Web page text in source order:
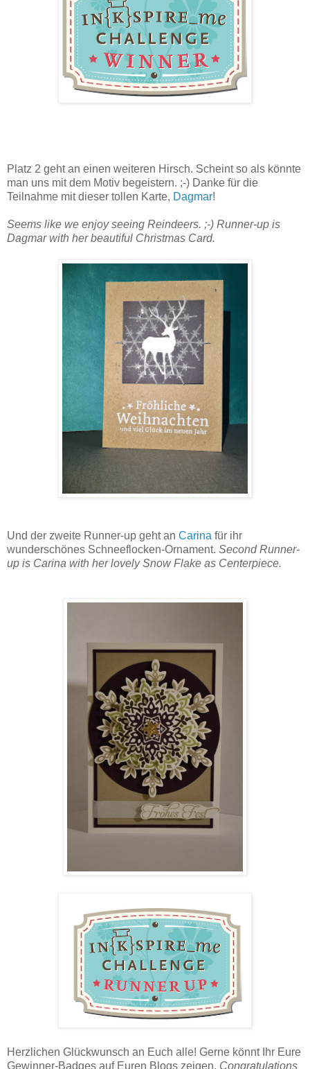
Platz 2 geht an einen weiteren Hirsch. Scheint so als könnte
man uns mit dem Motiv begeistern. ;-) Danke für die
Teilnahme mit dieser tollen Karte, Dagmar!
Seems like we enjoy seeing Reindeers. ;-) Runner-up is
Dagmar with her beautiful Christmas Card.
Und der zweite Runner-up geht an Carina für ihr
wunderschönes Schneeflocken-Ornament. Second Runner-
up is Carina with her lovely Snow Flake as Centerpiece.
Herzlichen Glückwunsch an Euch alle! Gerne könnt Ihr Eure
Gewinner-Badges auf Euren Blogs zeigen. Congratulations